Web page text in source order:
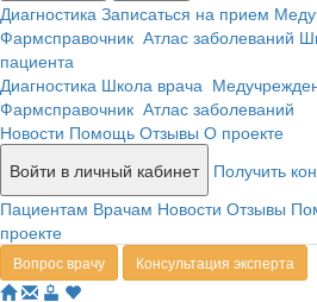
Диагностика Записаться на прием
Фармсправочник Атлас заболеваний
пациента
Диагностика Школа врача
Фармсправочник Атлас заболеваний
Новости Помощь Отзывы О проекте
Войти в личный кабинет
Получить
Пациентам Врачам Новости Отзывы
проекте
Вопрос врачу Консультация эксперта